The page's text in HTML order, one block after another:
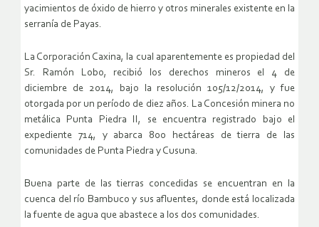
yacimientos de óxido de hierro y otros minerales existente en la
serranía de Payas.
La Corporación Caxina, la cual aparentemente es propiedad del
Sr. Ramón Lobo, recibió los derechos mineros el 4 de
diciembre de 2014, bajo la resolución 105/12/2014, y fue
otorgada por un período de diez años. La Concesión minera no
metálica Punta Piedra II, se encuentra registrado bajo el
expediente 714, y abarca 800 hectáreas de tierra de las
comunidades de Punta Piedra y Cusuna.
Buena parte de las tierras concedidas se encuentran en la
cuenca del río Bambuco y sus afluentes, donde está localizada
la fuente de agua que abastece a los dos comunidades.